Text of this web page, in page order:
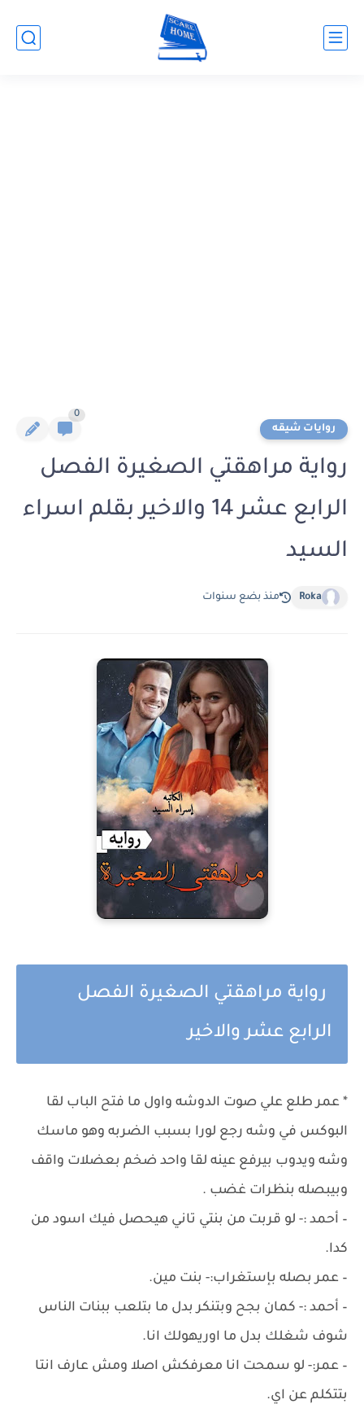
روايات شيقه
0
رواية مراهقتي الصغيرة الفصل
الرابع عشر 14 والاخير بقلم اسراء
السيد
Roka منذ بضع سنوات
رواية مراهقتي الصغيرة الفصل
الرابع عشر والاخير
* عمر طلع علي صوت الدوشه واول ما فتح الباب لقا
البوكس في وشه رجع لورا بسبب الضربه وهو ماسك
وشه ويدوب بيرفع عينه لقا واحد ضخم بعضلات واقف
وبيبصله بنظرات غضب .
– أحمد :- لو قربت من بنتي تاني هيحصل فيك اسود من
كدا.
– عمر بصله بإستغراب:- بنت مين.
– أحمد :- كمان بجح وبتنكر بدل ما بتلعب ببنات الناس
شوف شغلك بدل ما اوريهولك انا.
– عمر:- لو سمحت انا معرفكش اصلا ومش عارف انتا
بتتكلم عن اي.